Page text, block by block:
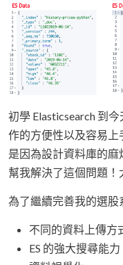
初學 Elasticsearch 到
作的方便性以及容易
是因為設計資料庫的麻
幫我解決了這個問題！
為了繼續完善我的選股
不同的資料上傳方
ES 的強大搜尋能力